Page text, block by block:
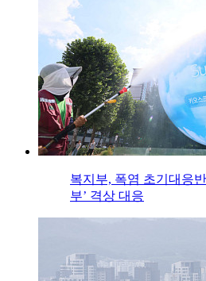
복지부, 폭염 초기대응
부’ 격상 대응